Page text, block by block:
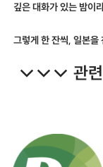
깊은 대화가 있는 밤이
그렇게 한 잔씩, 일본을
↓↓↓ 관련